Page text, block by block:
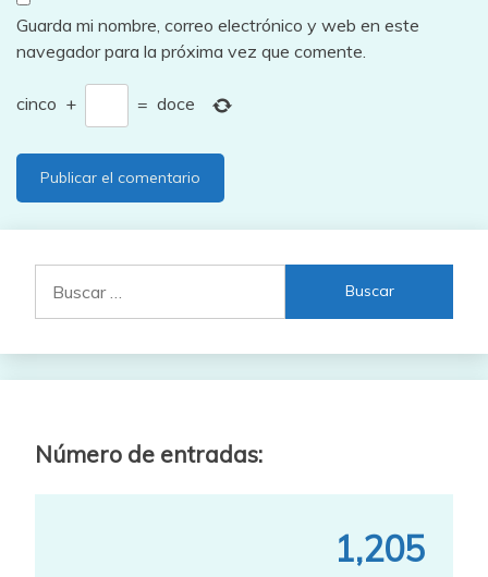
Guarda mi nombre, correo electrónico y web en este
navegador para la próxima vez que comente.
cinco + = doce
Número de entradas:
1,205